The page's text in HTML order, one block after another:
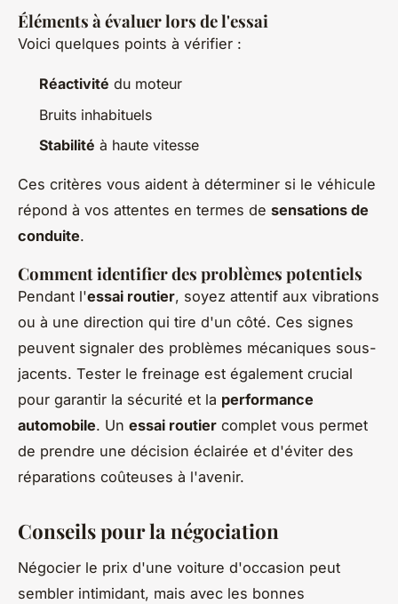
Éléments à évaluer lors de l'essai
Voici quelques points à vérifier :
Réactivité du moteur
Bruits inhabituels
Stabilité à haute vitesse
Ces critères vous aident à déterminer si le véhicule
répond à vos attentes en termes de sensations de
conduite.
Comment identifier des problèmes potentiels
Pendant l'essai routier, soyez attentif aux vibrations
ou à une direction qui tire d'un côté. Ces signes
peuvent signaler des problèmes mécaniques sous-
jacents. Tester le freinage est également crucial
pour garantir la sécurité et la performance
automobile. Un essai routier complet vous permet
de prendre une décision éclairée et d'éviter des
réparations coûteuses à l'avenir.
Conseils pour la négociation
Négocier le prix d'une voiture d'occasion peut
sembler intimidant, mais avec les bonnes